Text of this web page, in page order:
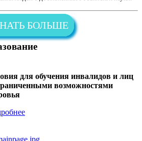
БОЛЬШЕ
для обучения инвалидов и лиц
возможностями